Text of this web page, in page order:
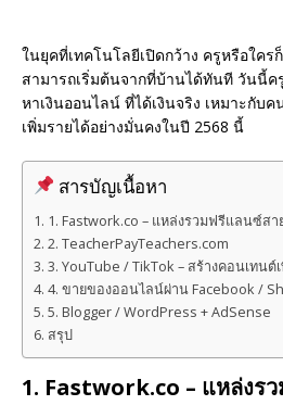
ในยุคที่เทคโนโลยีเปิดกว้าง ครูหรือใคร
สามารถเริ่มต้นจากที่บ้านได้ทันที วันนี้
หาเงินออนไลน์ ที่ได้เงินจริง เหมาะกับ
เพิ่มรายได้อย่างมั่นคงในปี 2568 นี้
สารบัญเนื้อหา
1. Fastwork.co – แหล่งรวมฟรีแลนซ์สา
2. TeacherPayTeachers.com
3. YouTube / TikTok – สร้างคอนเทนต์
4. ขายของออนไลน์ผ่าน Facebook /
5. Blogger / WordPress + AdSense
สรุป
1. Fastwork.co – แหล่งร